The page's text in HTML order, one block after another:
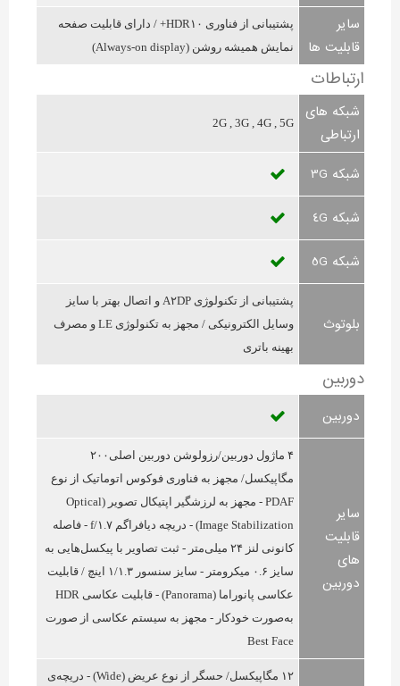
سایر
قابلیت ها
پشتیبانی از فناوری HDR۱۰+ / دارای قابلیت صفحه
نمایش همیشه روشن (Always-on display)
ارتباطات
شبکه های
ارتباطی
2G , 3G , 4G , 5G
شبکه 3G
شبکه 4G
شبکه 5G
بلوتوث
پشتیبانی از تکنولوژی A۲DP و اتصال بهتر با سایز
وسایل الکترونیکی / مجهز به تکنولوژی LE و مصرف
بهینه باتری
دوربین
دوربین
سایر
قابلیت
های
دوربین
۴ ماژول دوربین/رزولوشن دوربین اصلی۲۰۰
مگاپیکسل/ مجهز به فناوری فوکوس اتوماتیک از نوع
PDAF - مجهز به لرزشگیر اپتیکال تصویر (Optical
Image Stabilization) - دریچه‌ دیافراگم f/۱.۷ - فاصله
کانونی لنز ۲۴ میلی‌متر - ثبت تصاویر با پیکسل‎‌هایی به
سایز ۰.۶ میکرومتر - سایز سنسور ۱/۱.۳ اینچ / قابلیت
عکاسی پانوراما (Panorama) - قابلیت عکاسی HDR
به‌صورت خودکار - مجهز به سیستم عکاسی از صورت
Best Face
۱۲ مگاپیکسل/ حسگر از نوع عریض (Wide) - دریچه‌ی